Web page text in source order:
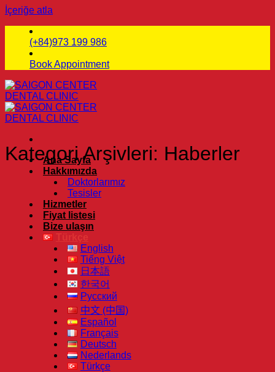
İçeriğe atla
(+84)973 199 986
Book Appointment
Ana Sayfa
Hakkımızda
Doktorlarımız
Tesisler
Hizmetler
Fiyat listesi
Bize ulaşın
English
Tiếng Việt
日本語
한국어
Русский
中文 (中国)
Español
Français
Deutsch
Nederlands
Türkçe
Kategori Arşivleri: Haberler